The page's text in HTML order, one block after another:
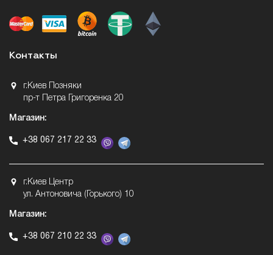
Контакты
г.Киев Позняки
пр-т Петра Григоренка 20
Магазин:
+38 067 217 22 33
г.Киев Центр
ул. Антоновича (Горького) 10
Магазин:
+38 067 210 22 33